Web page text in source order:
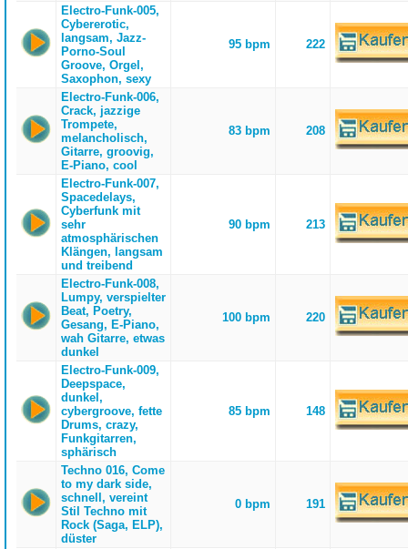
Electro-Funk-005,
Cybererotic,
langsam, Jazz-
Porno-Soul
Groove, Orgel,
Saxophon, sexy
95 bpm 222
Electro-Funk-006,
Crack, jazzige
Trompete,
melancholisch,
Gitarre, groovig,
E-Piano, cool
83 bpm 208
Electro-Funk-007,
Spacedelays,
Cyberfunk mit
sehr
atmosphärischen
Klängen, langsam
und treibend
90 bpm 213
Electro-Funk-008,
Lumpy, verspielter
Beat, Poetry,
Gesang, E-Piano,
wah Gitarre, etwas
dunkel
100 bpm 220
Electro-Funk-009,
Deepspace,
dunkel,
cybergroove, fette
Drums, crazy,
Funkgitarren,
sphärisch
85 bpm 148
Techno 016, Come
to my dark side,
schnell, vereint
Stil Techno mit
Rock (Saga, ELP),
düster
0 bpm 191